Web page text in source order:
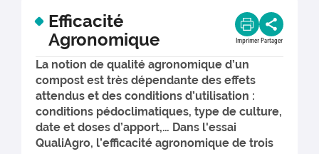
Efficacité
Agronomique
Imprimer Partager
La notion de qualité agronomique d’un
compost est très dépendante des effets
attendus et des conditions d’utilisation :
conditions pédoclimatiques, type de culture,
date et doses d’apport,… Dans l'essai
QualiAgro, l’efficacité agronomique de trois